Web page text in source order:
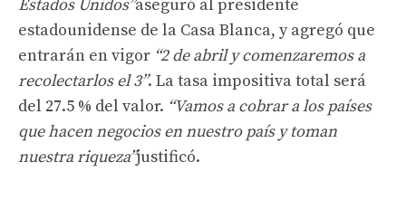
Estados Unidos”aseguró al presidente
estadounidense de la Casa Blanca, y agregó que
entrarán en vigor “2 de abril y comenzaremos a
recolectarlos el 3”. La tasa impositiva total será
del 27.5 % del valor. “Vamos a cobrar a los países
que hacen negocios en nuestro país y toman
nuestra riqueza”justificó.